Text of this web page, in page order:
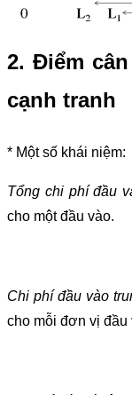
2. Điểm
cạnh tranh
* Một số khái niệm:
Tổng chi phí đầu
cho một đầu vào.
Chi phí đầu vào
cho mỗi đơn vị đầu